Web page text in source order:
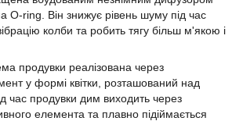
O-ring. Він знижує рівень шуму під час
колби та робить тягу більш м'якою і
продувки реалізована через
у формі квітки, розташований над
час продувки дим виходить через
елемента та плавно підіймається